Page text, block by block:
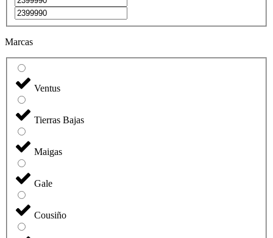
Marcas
Ventus
Tierras Bajas
Maigas
Gale
Cousiño